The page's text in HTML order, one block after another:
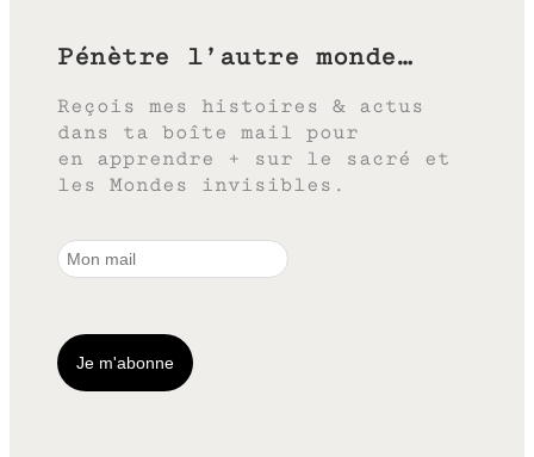
Pénètre l’autre monde…
Reçois mes histoires & actus
dans ta boîte mail pour
en apprendre + sur le sacré et
les Mondes invisibles.